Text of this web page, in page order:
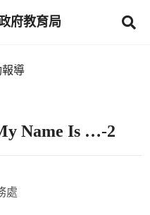
府教育局
導
Name Is …-2
處